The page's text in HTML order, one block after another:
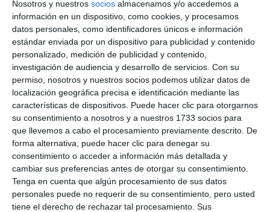
Nosotros y nuestros socios almacenamos y/o accedemos a
información en un dispositivo, como cookies, y procesamos
datos personales, como identificadores únicos e información
estándar enviada por un dispositivo para publicidad y contenido
personalizado, medición de publicidad y contenido,
investigación de audiencia y desarrollo de servicios. Con su
permiso, nosotros y nuestros socios podemos utilizar datos de
localización geográfica precisa e identificación mediante las
características de dispositivos. Puede hacer clic para otorgarnos
su consentimiento a nosotros y a nuestros 1733 socios para
que llevemos a cabo el procesamiento previamente descrito. De
forma alternativa, puede hacer clic para denegar su
consentimiento o acceder a información más detallada y
cambiar sus preferencias antes de otorgar su consentimiento.
Tenga en cuenta que algún procesamiento de sus datos
personales puede no requerir de su consentimiento, pero usted
tiene el derecho de rechazar tal procesamiento. Sus